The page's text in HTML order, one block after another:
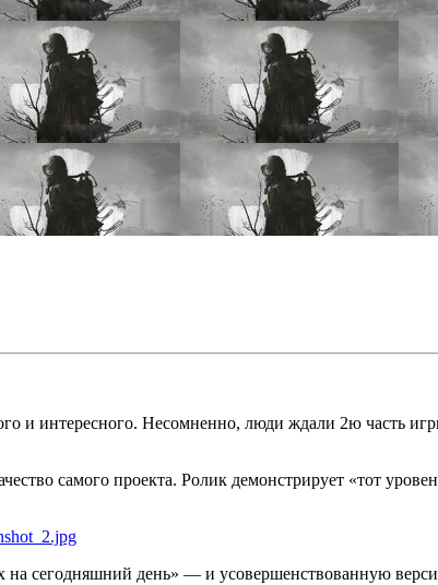
и интересного. Несомненно, люди ждали 2ю часть
самого проекта. Ролик демонстрирует «тот
сегодняшний день» — и усовершенствованную